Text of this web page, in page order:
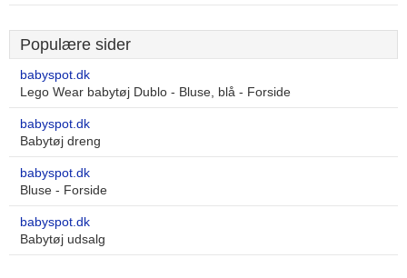
Populære sider
babyspot.dk
Lego Wear babytøj Dublo - Bluse, blå - Forside
babyspot.dk
Babytøj dreng
babyspot.dk
Bluse - Forside
babyspot.dk
Babytøj udsalg